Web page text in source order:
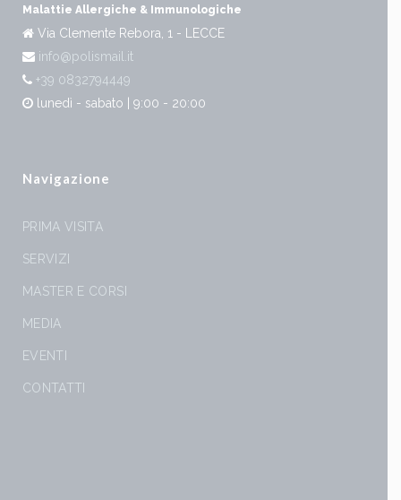
Malattie Allergiche & Immunologiche
Via Clemente Rebora, 1 - LECCE
info@polismail.it
+39 0832794449
lunedì - sabato | 9:00 - 20:00
Navigazione
PRIMA VISITA
SERVIZI
MASTER E CORSI
MEDIA
EVENTI
CONTATTI